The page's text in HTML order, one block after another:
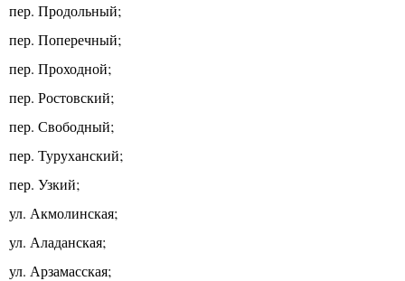
пер. Продольный;
пер. Поперечный;
пер. Проходной;
пер. Ростовский;
пер. Свободный;
пер. Туруханский;
пер. Узкий;
ул. Акмолинская;
ул. Аладанская;
ул. Арзамасская;